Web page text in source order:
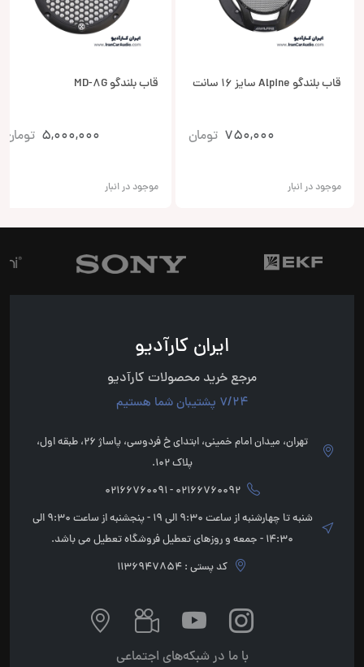
قاب بلندگو Alpine سایز 16 سانت
750,000 تومان
موجود در انبار
قاب بلندگو MD-8G
5,000,000 تومان
موجود در انبار
ایران کارآدیو
مرجع خرید محصولات کارآدیو
7/24 پشتیبان شما هستیم
تهران، میدان امام خمینی، ابتدای خ فردوسی، پاساژ 26، طبقه اول،
پلاک 102.
02166760092 - 02166760091
شنبه تا چهارشنبه از ساعت 9:30 الی 19 - پنجشنبه از ساعت 9:30 الی
14:30 - جمعه و روزهای تعطیل فروشگاه تعطیل می باشد.
کد پستی : 1136947854
با ما در شبکه‌های اجتماعی